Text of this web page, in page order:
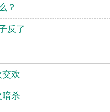
？
反了
交欢
暗杀